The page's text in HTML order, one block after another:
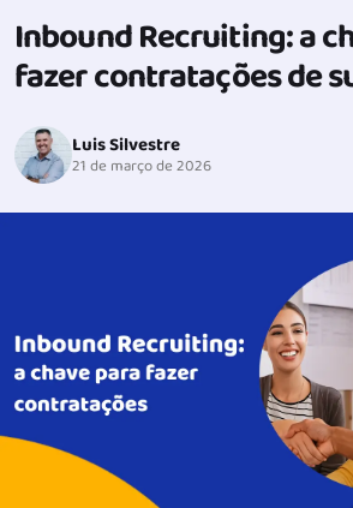
Inbound Recruiting: a
fazer contratações de
Luis Silvestre
21 de março de 2026